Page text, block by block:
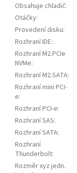
Obsahuje chladič:
Otáčky:
Provedení disku:
Rozhraní IDE:
Rozhraní M2.PCIe
NVMe:
Rozhraní M2.SATA:
Rozhraní mini PCI-
e:
Rozhraní PCI-e:
Rozhraní SAS:
Rozhraní SATA:
Rozhraní
Thunderbolt:
Rozměr xyz jedn.